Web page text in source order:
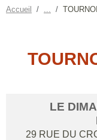
Accueil
LE
29 RUE DU